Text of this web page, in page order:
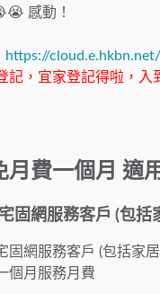
😭 感動！
https://cloud.e.hkbn.net/
記，宜家登記得啦，
月費一個月 適
固網服務客戶 (包
固網服務客戶 (包括家
個月服務月費